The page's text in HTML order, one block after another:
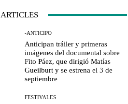
-ANTICIPO
Anticipan tráiler y primeras
imágenes del documental sobre
Fito Páez, que dirigió Matías
Gueilburt y se estrena el 3 de
septiembre
FESTIVALES